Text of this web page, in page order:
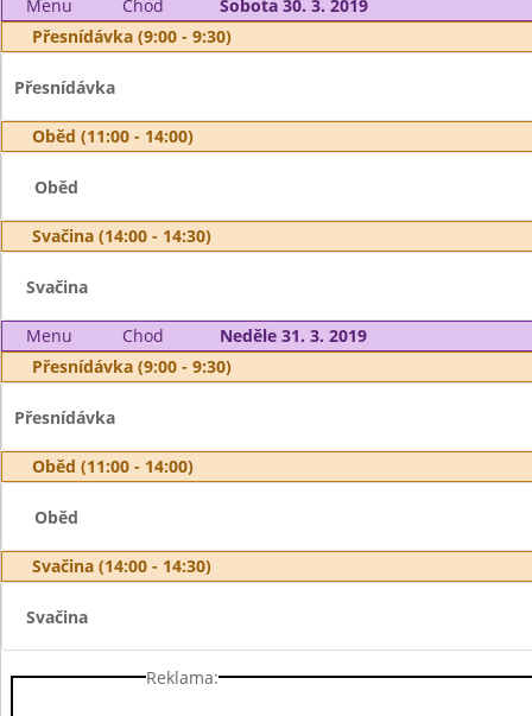
Menu Chod
Sobota 30. 3. 2019
Přesnídávka (9:00 - 9:30)
Přesnídávka
Oběd (11:00 - 14:00)
Oběd
Svačina (14:00 - 14:30)
Svačina
Menu Chod
Neděle 31. 3. 2019
Přesnídávka (9:00 - 9:30)
Přesnídávka
Oběd (11:00 - 14:00)
Oběd
Svačina (14:00 - 14:30)
Svačina
Reklama: